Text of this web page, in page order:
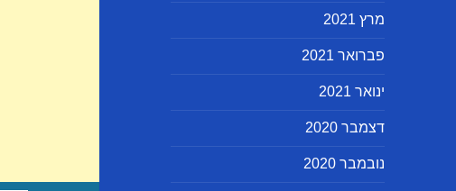
מרץ 2021
פברואר 2021
ינואר 2021
דצמבר 2020
נובמבר 2020